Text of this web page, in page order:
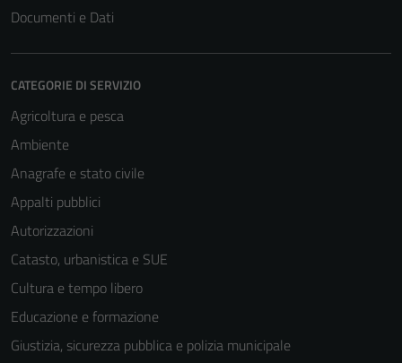
Documenti e Dati
CATEGORIE DI SERVIZIO
Agricoltura e pesca
Ambiente
Anagrafe e stato civile
Appalti pubblici
Autorizzazioni
Catasto, urbanistica e SUE
Cultura e tempo libero
Educazione e formazione
Giustizia, sicurezza pubblica e polizia municipale
disabilitati.